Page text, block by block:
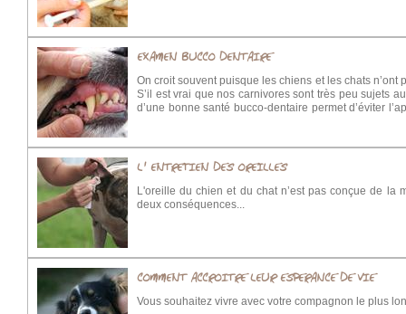
EXAMEN BUCCO DENTAIRE
On croit souvent puisque les chiens et les chats n’ont
S’il est vrai que nos carnivores sont très peu sujets
d’une bonne santé bucco-dentaire permet d’éviter
L' ENTRETIEN DES OREILLES
L'oreille du chien et du chat n’est pas conçue de
deux conséquences...
COMMENT ACCROITRE LEUR ESPERANCE DE VIE
Vous souhaitez vivre avec votre compagnon le plus